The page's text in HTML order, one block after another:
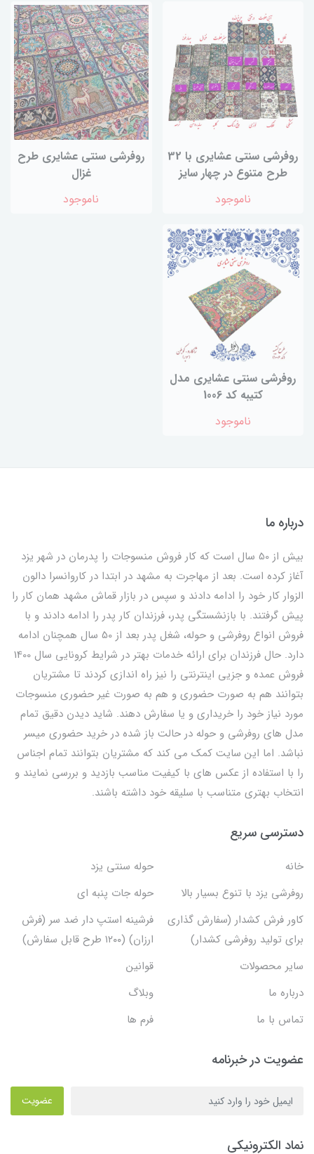
روفرشی سنتی عشایری با 32
طرح متنوع در چهار سایز
ناموجود
روفرشی سنتی عشایری طرح
غزال
ناموجود
روفرشی سنتی عشایری مدل
کتیبه کد 1006
ناموجود
درباره ما
بیش از 50 سال است که کار فروش منسوجات را پدرمان در شهر یزد
آغاز کرده است. بعد از مهاجرت به مشهد در ابتدا در کاروانسرا دالون
الزوار کار خود را ادامه دادند و سپس در بازار قماش مشهد همان کار را
پیش گرفتند. با بازنشستگی پدر، فرزندان کار پدر را ادامه دادند و با
فروش انواع روفرشی و حوله، شغل پدر بعد از 50 سال همچنان ادامه
دارد. حال فرزندان برای ارائه خدمات بهتر در شرایط کرونایی سال 1400
فروش عمده و جزیی اینترنتی را نیز راه اندازی کردند تا مشتریان
بتوانند هم به صورت حضوری و هم به صورت غیر حضوری منسوجات
مورد نیاز خود را خریداری و یا سفارش دهند. شاید دیدن دقیق تمام
مدل های روفرشی و حوله در حالت باز شده در خرید حضوری میسر
نباشد. اما این سایت کمک می کند که مشتریان بتوانند تمام اجناس
را با استفاده از عکس های با کیفیت مناسب بازدید و بررسی نمایند و
انتخاب بهتری متناسب با سلیقه خود داشته باشند.
دسترسی سریع
خانه
حوله سنتی یزد
روفرشی یزد با تنوع بسیار بالا
حوله جات پنبه ای
کاور فرش کشدار (سفارش گذاری
برای تولید روفرشی کشدار)
فرشینه استپ دار ضد سر (فرش
ارزان) (۱۲۰۰ طرح قابل سفارش)
سایر محصولات
قوانین
درباره ما
وبلاگ
تماس با ما
فرم ها
عضویت در خبرنامه
عضویت
نماد الکترونیکی